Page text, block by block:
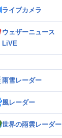
ライブカメラ
ウェザーニュース
LiVE
雨雪レーダー
風レーダー
世界の雨雲レーダー